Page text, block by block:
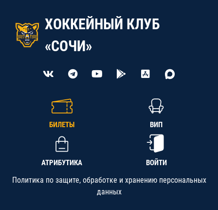
ХОККЕЙНЫЙ КЛУБ
«СОЧИ»
БИЛЕТЫ ВИП
АТРИБУТИКА ВОЙТИ
Политика по защите, обработке и хранению персональных
данных